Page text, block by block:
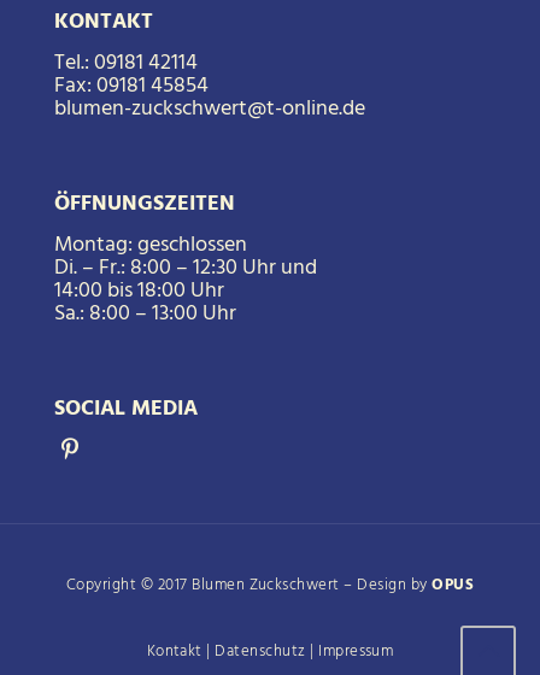
KONTAKT
Tel.:09181 42114
Fax:09181 45854
blumen-zuckschwert@t-online.de
ÖFFNUNGSZEITEN
Montag: geschlossen
Di. – Fr.: 8:00 – 12:30 Uhr und
14:00 bis 18:00 Uhr
Sa.: 8:00 – 13:00 Uhr
SOCIAL MEDIA
Copyright © 2017 Blumen Zuckschwert – Design byOPUS
Kontakt | Datenschutz | Impressum